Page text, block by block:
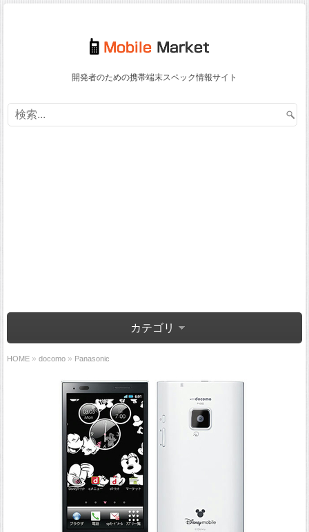
開発者のための携帯端末スペック情報サイト
カテゴリ
HOME » docomo » Panasonic